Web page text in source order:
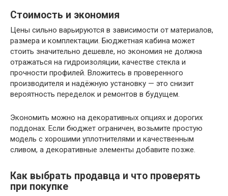
Стоимость и экономия
Цены сильно варьируются в зависимости от материалов,
размера и комплектации. Бюджетная кабина может
стоить значительно дешевле, но экономия не должна
отражаться на гидроизоляции, качестве стекла и
прочности профилей. Вложитесь в проверенного
производителя и надёжную установку — это снизит
вероятность переделок и ремонтов в будущем.
Экономить можно на декоративных опциях и дорогих
поддонах. Если бюджет ограничен, возьмите простую
модель с хорошими уплотнителями и качественным
сливом, а декоративные элементы добавите позже.
Как выбрать продавца и что проверять
при покупке